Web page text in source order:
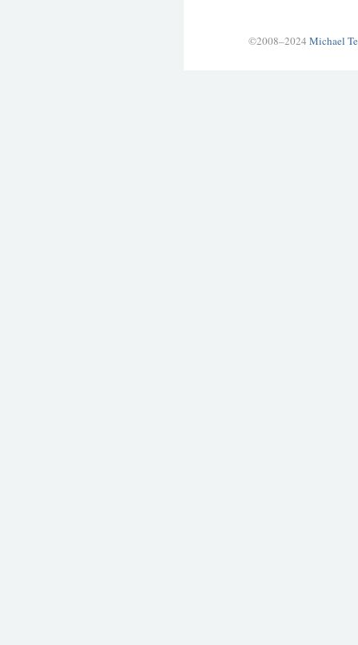
©2008–2024 Michael